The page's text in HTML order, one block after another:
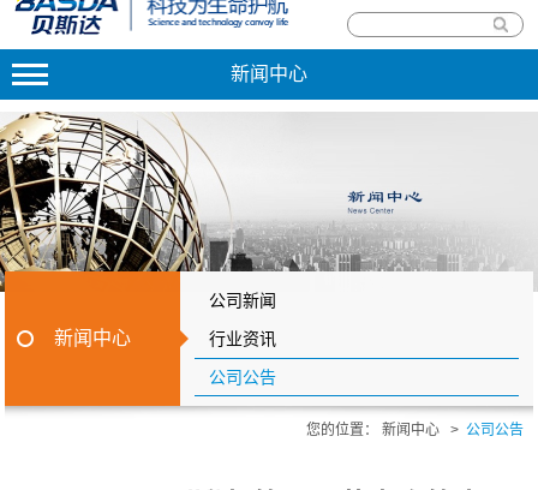
新闻中心
新闻中心
公司新闻
行业资讯
公司公告
您的位置： 新闻中心 > 公司公告